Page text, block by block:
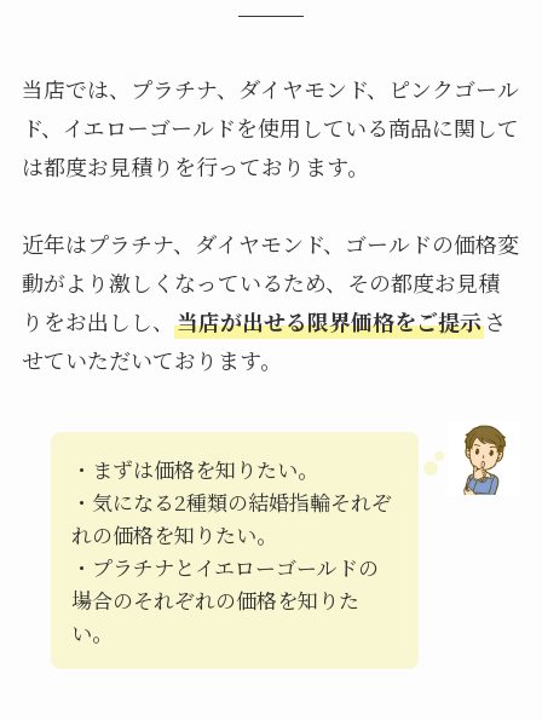
当店では、プラチナ、ダイヤモンド、ピンクゴール
ド、イエローゴールドを使用している商品に関して
は都度お見積りを行っております。
近年はプラチナ、ダイヤモンド、ゴールドの価格変
動がより激しくなっているため、その都度お見積
りをお出しし、 当店が出せる限界価格をご提示さ
せていただいております。
・まずは価格を知りたい。
・気になる2種類の結婚指輪それぞ
れの価格を知りたい。
・プラチナとイエローゴールドの
場合のそれぞれの価格を知りた
い。